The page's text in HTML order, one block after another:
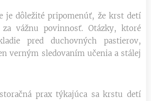
je dôležité pripomenúť, že krst detí
za vážnu povinnosť. Otázky, ktoré
pred duchovných pastierov,
verným sledovaním učenia a stálej
prax týkajúca sa krstu detí